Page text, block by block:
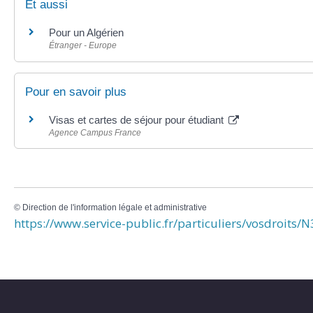
Et aussi
Pour un Algérien
Étranger - Europe
Pour en savoir plus
Visas et cartes de séjour pour étudiant
Agence Campus France
© Direction de l'information légale et administrative
https://www.service-public.fr/particuliers/vosdroits/